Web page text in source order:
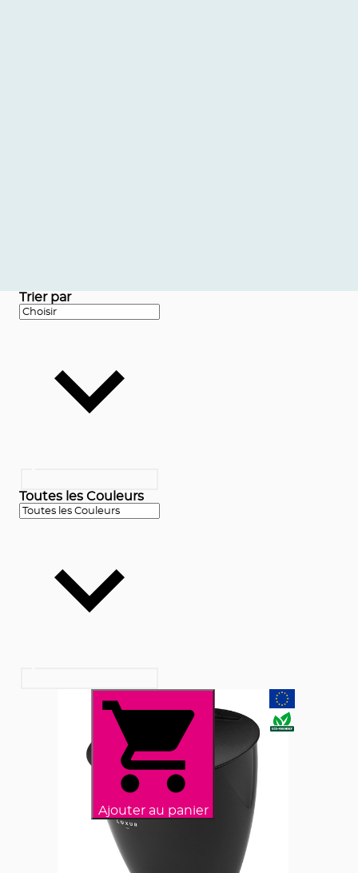
Trier par
Toutes les Couleurs
Ajouter au panier